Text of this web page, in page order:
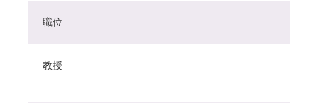
職位
教授